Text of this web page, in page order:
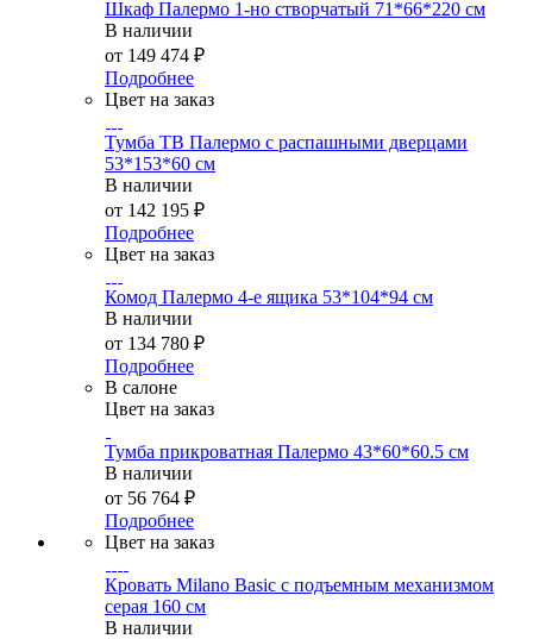
Шкаф Палермо 1-но створчатый 71*66*220 см
В наличии
от 149 474 ₽
Подробнее
Цвет на заказ
Тумба ТВ Палермо с распашными дверцами
53*153*60 см
В наличии
от 142 195 ₽
Подробнее
Цвет на заказ
Комод Палермо 4-е ящика 53*104*94 см
В наличии
от 134 780 ₽
Подробнее
В салоне
Цвет на заказ
Тумба прикроватная Палермо 43*60*60.5 см
В наличии
от 56 764 ₽
Подробнее
Цвет на заказ
Кровать Milano Basic с подъемным механизмом
серая 160 см
В наличии